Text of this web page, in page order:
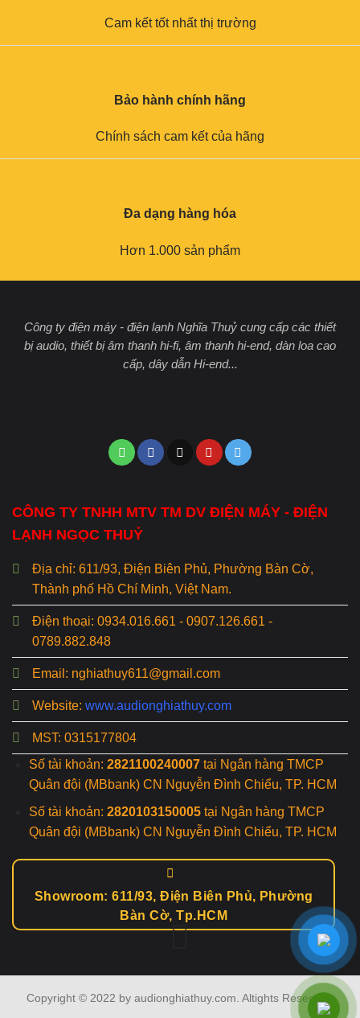
Cam kết tốt nhất thị trường
Bảo hành chính hãng
Chính sách cam kết của hãng
Đa dạng hàng hóa
Hơn 1.000 sản phẩm
Công ty điện máy - điện lạnh Nghĩa Thuỷ cung cấp các thiết
bị audio, thiết bị âm thanh hi-fi, âm thanh hi-end, dàn loa cao
cấp, dây dẫn Hi-end...
CÔNG TY TNHH MTV TM DV ĐIỆN MÁY - ĐIỆN
LẠNH NGỌC THUỶ
Địa chỉ: 611/93, Điện Biên Phủ, Phường Bàn Cờ,
Thành phố Hồ Chí Minh, Việt Nam.
Điện thoại: 0934.016.661 - 0907.126.661 -
0789.882.848
Email: nghiathuy611@gmail.com
Website: www.audionghiathuy.com
MST: 0315177804
Số tài khoản: 2821100240007tại Ngân hàng TMCP
Quân đội (MBbank) CN Nguyễn Đình Chiểu, TP. HCM
Số tài khoản: 2820103150005tại Ngân hàng TMCP
Quân đội (MBbank) CN Nguyễn Đình Chiểu, TP. HCM
Showroom: 611/93, Điện Biên Phủ, Phường
Bàn Cờ, Tp.HCM
Copyright © 2022 by audionghiathuy.com. Altights Reserved.